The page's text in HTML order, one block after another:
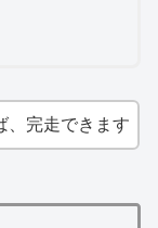
、完走できます